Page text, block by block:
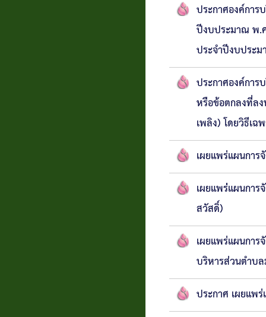
ประกาศองค์การ
ปีงบประมาณ พ.
ประจำปีงบประ
ประกาศองค์กา
หรือข้อตกลงที่ล
เพลิง) โดยวิธีเฉ
เผยแพร่แผนกา
เผยแพร่่แผนกา
สวัสดิ์)
เผยแพร่แผนกา
บริหารส่วนตำบ
ประกาศ เผยแพ